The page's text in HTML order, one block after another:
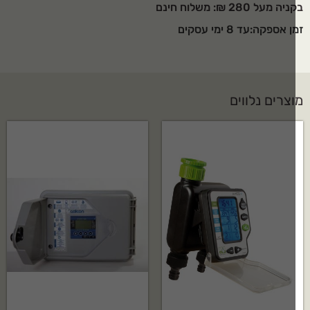
מעל 280 ₪: משלוח חינם
אספקה:עד 8 ימי עסקים
נלווים